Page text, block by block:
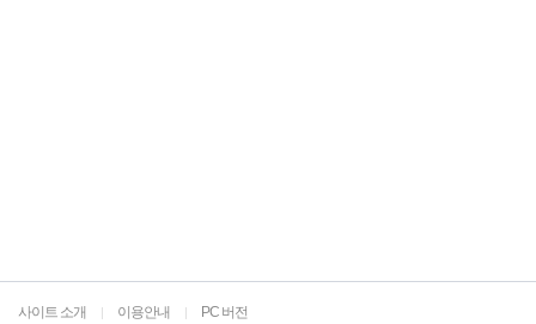
사이트 소개 | 이용안내 | PC 버전